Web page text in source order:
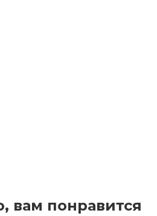
вам понравится